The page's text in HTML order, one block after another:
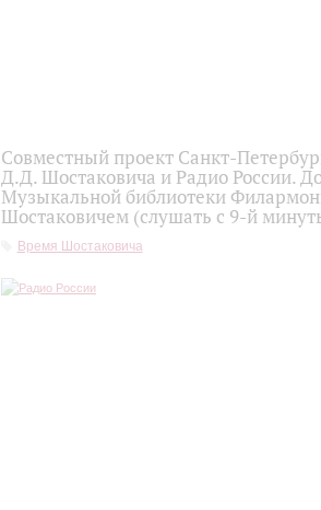
Совместный проект Санкт-
Д.Д. Шостаковича и Радио России.
Музыкальной библиотеки
Шостаковичем (слушать с 9-й
Время Шостаковича